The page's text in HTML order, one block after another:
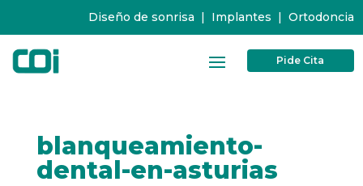
Diseño de sonrisa | Implantes | Ortodoncia
Pide Cita
blanqueamiento-
dental-en-asturias